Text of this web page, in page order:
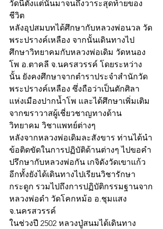
วัดนี้ตั้งแต่นั้นมาจนถึงวาระสุดท้ายของ
ชีวิต
หลังอุปสมบทได้ศึกษากับหลวงพ่อนวล วัด
พระปรางค์เหลือง จากนั้นเดินทางไป
ศึกษาวิทยาคมกับหลวงพ่อเดิม วัดหนอง
โพ อ.ตาคลี จ.นครสวรรค์ โดยระหว่าง
นั้น ยังคงศึกษาจากตำราประจำสำนักวัด
พระปรางค์เหลือง ซึ่งถือว่าเป็นตักศิลา
แห่งเมืองปากน้ำโพ และได้ศึกษาเพิ่มเติม
จากฆราวาสผู้เชี่ยวชาญทางด้าน
วิทยาคม วิชาแพทย์ต่างๆ
หลังจากหลวงพ่อเดิมละสังขาร ท่านได้นำ
ข้อติดขัดในการปฏิบัติด้านต่างๆ ไปขอคำ
ปรึกษากับหลวงพ่อกัน เกจิดังวัดเขาแก้ว
อีกทั้งยังได้เดินทางไปเรียนวิชารักษา
กระดูก รวมไปถึงการปฏิบัติกรรมฐานจาก
หลวงพ่อดำ วัดโคกหม้อ อ.ชุมแสง
จ.นครสวรรค์
ในช่วงปี 2502 หลวงปู่สนมได้เดินทาง